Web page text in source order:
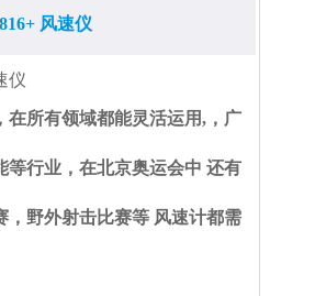
风速仪
仪
在所有领域都能灵活运用,，广
等行业，在北京奥运会中 还有
，野外射击比赛等 风速计都需